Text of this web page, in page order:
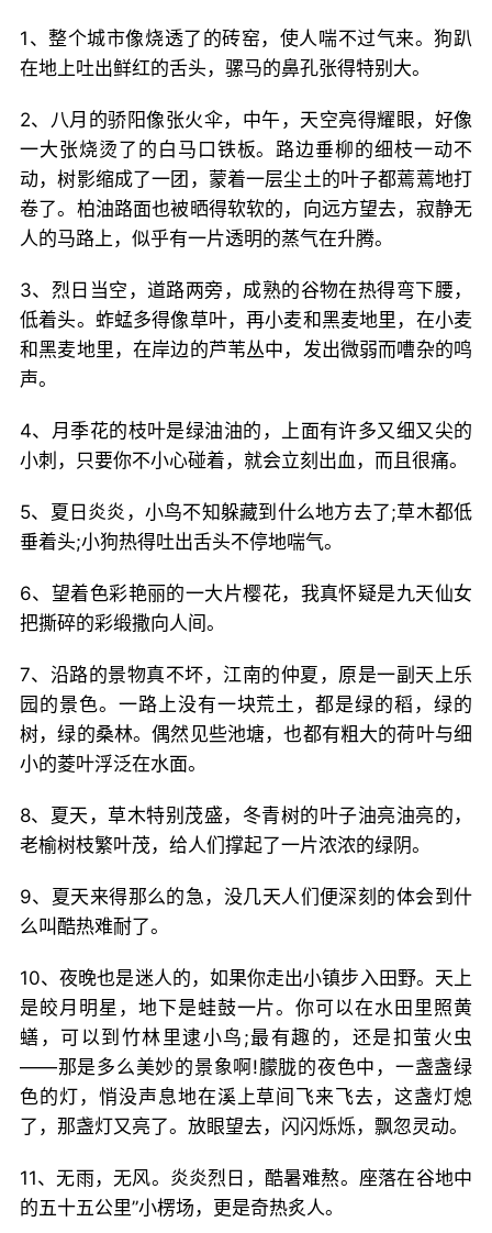
1、整个城市像烧透了的砖窑，使人喘不过气来。狗趴
在地上吐出鲜红的舌头，骡马的鼻孔张得特别大。
2、八月的骄阳像张火伞，中午，天空亮得耀眼，好像
一大张烧烫了的白马口铁板。路边垂柳的细枝一动不
动，树影缩成了一团，蒙着一层尘土的叶子都蔫蔫地打
卷了。柏油路面也被晒得软软的，向远方望去，寂静无
人的马路上，似乎有一片透明的蒸气在升腾。
3、烈日当空，道路两旁，成熟的谷物在热得弯下腰，
低着头。蚱蜢多得像草叶，再小麦和黑麦地里，在小麦
和黑麦地里，在岸边的芦苇丛中，发出微弱而嘈杂的鸣
声。
4、月季花的枝叶是绿油油的，上面有许多又细又尖的
小刺，只要你不小心碰着，就会立刻出血，而且很痛。
5、夏日炎炎，小鸟不知躲藏到什么地方去了;草木都低
垂着头;小狗热得吐出舌头不停地喘气。
6、望着色彩艳丽的一大片樱花，我真怀疑是九天仙女
把撕碎的彩缎撒向人间。
7、沿路的景物真不坏，江南的仲夏，原是一副天上乐
园的景色。一路上没有一块荒土，都是绿的稻，绿的
树，绿的桑林。偶然见些池塘，也都有粗大的荷叶与细
小的菱叶浮泛在水面。
8、夏天，草木特别茂盛，冬青树的叶子油亮油亮的，
老榆树枝繁叶茂，给人们撑起了一片浓浓的绿阴。
9、夏天来得那么的急，没几天人们便深刻的体会到什
么叫酷热难耐了。
10、夜晚也是迷人的，如果你走出小镇步入田野。天上
是皎月明星，地下是蛙鼓一片。你可以在水田里照黄
蟮，可以到竹林里逮小鸟;最有趣的，还是扣萤火虫
——那是多么美妙的景象啊!朦胧的夜色中，一盏盏绿
色的灯，悄没声息地在溪上草间飞来飞去，这盏灯熄
了，那盏灯又亮了。放眼望去，闪闪烁烁，飘忽灵动。
11、无雨，无风。炎炎烈日，酷暑难熬。座落在谷地中
的五十五公里”小楞场，更是奇热炙人。